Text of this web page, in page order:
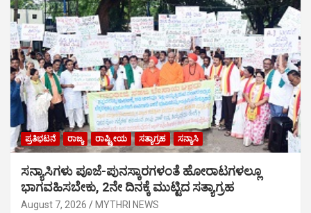
ಪ್ರತಿಭಟನೆ ರಾಜ್ಯ ರಾಷ್ಟ್ರೀಯ ಸತ್ಯಾಗ್ರಹ ಸನ್ಯಾಸಿ
ಸನ್ಯಾಸಿಗಳು ಪೂಜೆ-ಪುನಸ್ಕಾರಗಳಂತೆ ಹೋರಾಟಗಳಲ್ಲೂ
ಭಾಗವಹಿಸಬೇಕು, 2ನೇ ದಿನಕ್ಕೆ ಮುಟ್ಟಿದ ಸತ್ಯಾಗ್ರಹ
August 7, 2026 MYTHRI NEWS